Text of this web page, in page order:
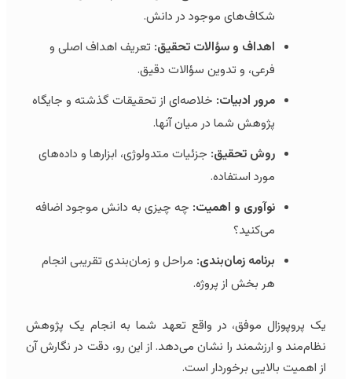
شکاف‌های موجود در دانش.
اهداف و سؤالات تحقیق:تعریف اهداف اصلی و
فرعی، و تدوین سؤالات دقیق.
مرور ادبیات:خلاصه‌ای از تحقیقات گذشته و جایگاه
پژوهش شما در میان آنها.
روش تحقیق:جزئیات متدولوژی، ابزارها و داده‌های
مورد استفاده.
نوآوری و اهمیت:چه چیزی به دانش موجود اضافه
می‌کنید؟
برنامه زمان‌بندی:مراحل و زمان‌بندی تقریبی انجام
هر بخش از پروژه.
یک پروپوزال موفق، در واقع تعهد شما به انجام یک پژوهش
نظام‌مند و ارزشمند را نشان می‌دهد. از این رو، دقت در نگارش آن
از اهمیت بالایی برخوردار است.